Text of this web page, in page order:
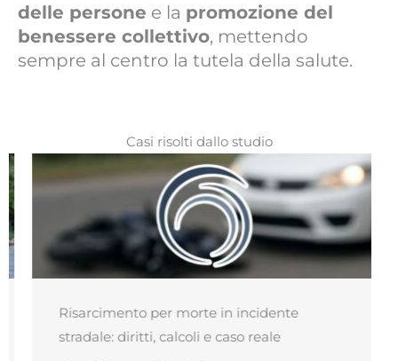
delle persone e la promozione del
benessere collettivo, mettendo
sempre al centro la tutela della salute.
Casi risolti dallo studio
Risarcimento per morte in incidente
stradale: diritti, calcoli e caso reale